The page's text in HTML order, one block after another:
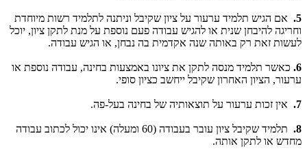
5.
אם הגיש תלמיד ערעור על ציון שקיבל וניתנה לתלמיד רשות מיוחדת
וחריגה להיבחן שנית או להגיש עבודה פעם נוספת על מנת לתקן ציון, יוכל
לעשות זאת רק באותה שנה אקדמית בה נבחן, או הגיש עבודה.
6. כאשר תלמיד מנסה לתקן את ציונו באמצעות בחינה, עבודה נוספת או
ערעור, הציון האחרון שקיבל ייחשב כציון סופי.
7. אין זכות ערעור על תוצאותיה של בחינה בעל-פה.
8.
תלמיד שקיבל ציון עובר בעבודה (60 ומעלה) אינו יכול לכתוב עבודה
מחדש או לתקן אותה.